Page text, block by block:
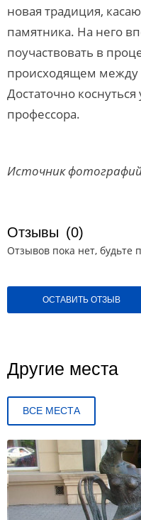
новая традиция,
памятника. На него
поучаствовать в
происходящем между
Достаточно
профессора.
Источник
Отзывы (0)
Отзывов пока нет, будьте
ОСТАВИТЬ ОТЗЫВ
Другие места
ВСЕ МЕСТА